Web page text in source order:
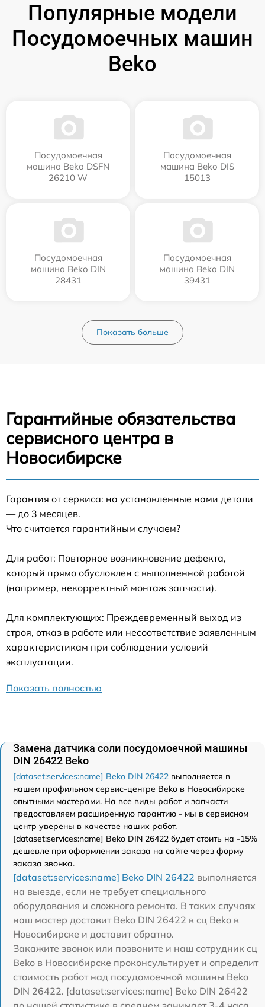
Популярные модели
Посудомоечных машин
Beko
Посудомоечная
машина Beko DSFN
26210 W
Посудомоечная
машина Beko DIS
15013
Посудомоечная
машина Beko DIN
28431
Посудомоечная
машина Beko DIN
39431
Показать больше
Гарантийные обязательства
сервисного центра в
Новосибирске
Гарантия от сервиса: на установленные нами детали
— до 3 месяцев.
Что считается гарантийным случаем?
Для работ: Повторное возникновение дефекта,
который прямо обусловлен с выполненной работой
(например, некорректный монтаж запчасти).
Для комплектующих: Преждевременный выход из
строя, отказ в работе или несоответствие заявленным
характеристикам при соблюдении условий
эксплуатации.
Показать полностью
Замена датчика соли посудомоечной машины
DIN 26422 Beko
[dataset:services:name] Beko DIN 26422 выполняется в
нашем профильном сервис-центре Beko в Новосибирске
опытными мастерами. На все виды работ и запчасти
предоставляем расширенную гарантию - мы в сервисном
центр уверены в качестве наших работ.
[dataset:services:name] Beko DIN 26422 будет стоить на -15%
дешевле при оформлении заказа на сайте через форму
заказа звонка.
[dataset:services:name] Beko DIN 26422 выполняется
на выезде, если не требует специального
оборудования и сложного ремонта. В таких случаях
наш мастер доставит Beko DIN 26422 в сц Beko в
Новосибирске и доставит обратно.
Закажите звонок или позвоните и наш сотрудник сц
Beko в Новосибирске проконсультирует и определит
стоимость работ над посудомоечной машины Beko
DIN 26422. [dataset:services:name] Beko DIN 26422